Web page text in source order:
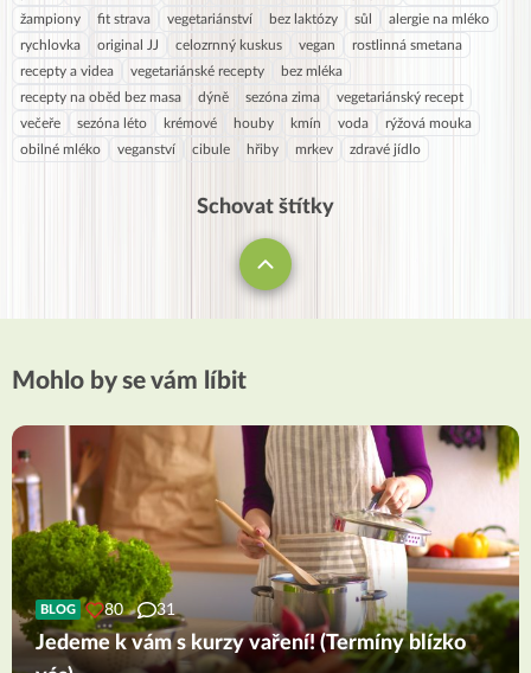
žampiony
fit strava vegetariánství bez laktózy sůl
alergie na mléko
rychlovka
original JJ celozrnný kuskus vegan
rostlinná smetana
recepty a videa
vegetariánské recepty
bez mléka
recepty na oběd bez masa
dýně sezóna zima
vegetariánský recept
večeře
sezóna léto krémové houby kmín voda
rýžová mouka
obilné mléko
veganství cibule hřiby mrkev zdravé jídlo
Schovat štítky
Mohlo by se vám líbit
BLOG 80 31
Jedeme k vám s kurzy vaření! (Termíny blízko